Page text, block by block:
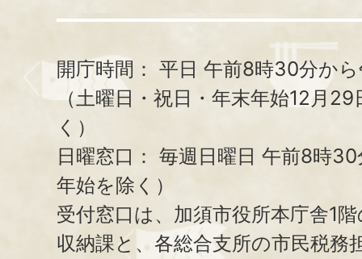
開庁時間： 平日 午前8時30分か
（土曜日・祝日・年末年始12月
く）
日曜窓口： 毎週日曜日 午前8時
年始を除く）
受付窓口は、加須市役所本庁舎1
収納課と、 各総合支所の市民税務